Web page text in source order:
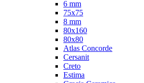
6 mm
75х75
8 mm
80x160
80x80
Atlas Concorde
Cersanit
Creto
Estima